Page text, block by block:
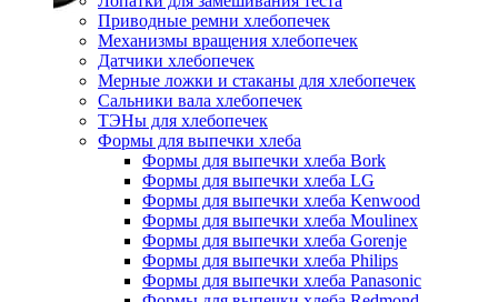
Приводные ремни хлебопечек
Механизмы вращения хлебопечек
Датчики хлебопечек
Мерные ложки и стаканы для хлебопечек
Сальники вала хлебопечек
ТЭНы для хлебопечек
Формы для выпечки хлеба
Формы для выпечки хлеба Bork
Формы для выпечки хлеба LG
Формы для выпечки хлеба Kenwood
Формы для выпечки хлеба Moulinex
Формы для выпечки хлеба Gorenje
Формы для выпечки хлеба Philips
Формы для выпечки хлеба Panasonic